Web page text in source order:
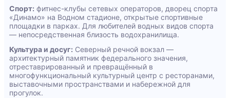
Спорт: фитнес-клубы сетевых операторов, дворец спорта
«Динамо» на Водном стадионе, открытые спортивные
площадки в парках. Для любителей водных видов спорта
— непосредственная близость водохранилища.
Культура и досуг: Северный речной вокзал —
архитектурный памятник федерального значения,
отреставрированный и превращённый в
многофункциональный культурный центр с ресторанами,
выставочными пространствами и набережной для
прогулок.